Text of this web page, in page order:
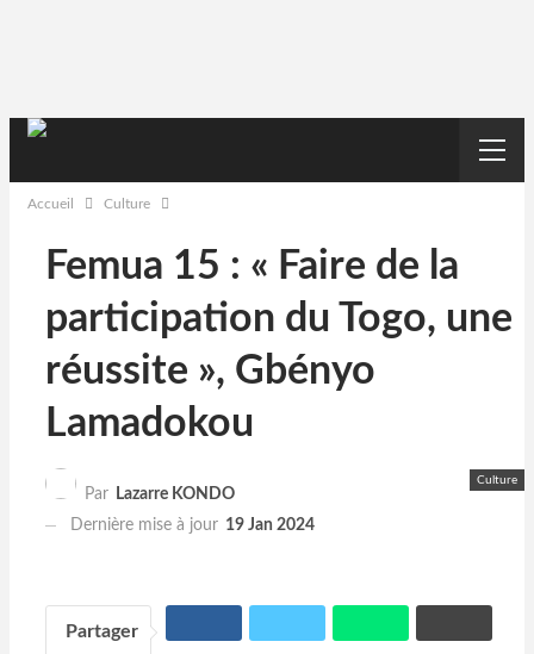
Accueil Culture
Femua 15 : « Faire de la
participation du Togo, une
réussite », Gbényo
Lamadokou
Culture
Par
Lazarre KONDO
Dernière mise à jour 19 Jan 2024
Partager